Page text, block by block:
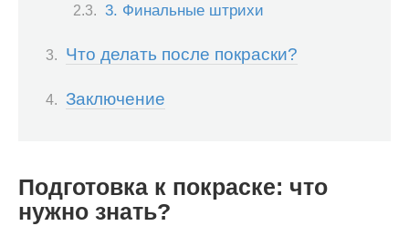
3. Финальные штрихи
Что делать после покраски?
Заключение
Подготовка к покраске: что
нужно знать?